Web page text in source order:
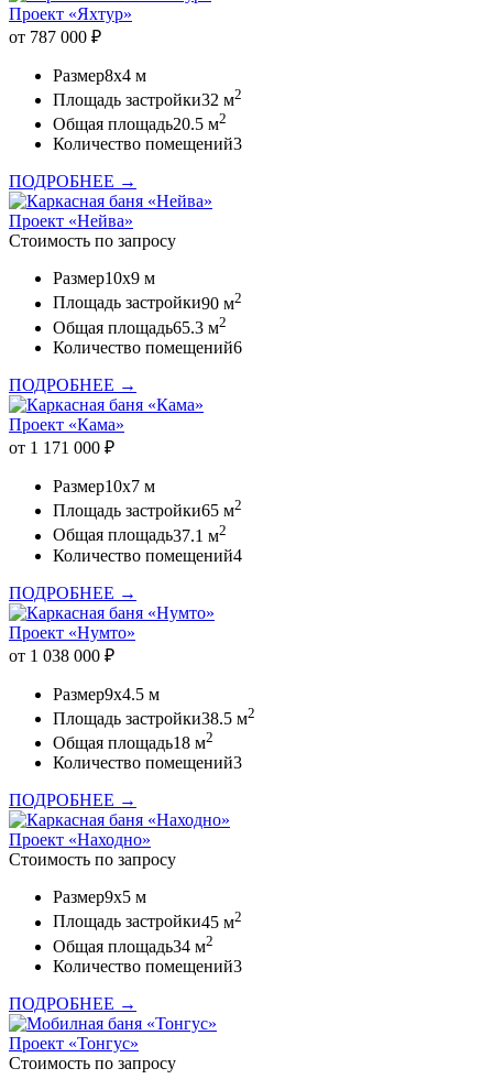
Проект «Яхтур»
от 787 000 ₽
Размер8x4 м
Площадь застройки32 м2
Общая площадь20.5 м2
Количество помещений3
ПОДРОБНЕЕ →
Проект «Нейва»
Стоимость по запросу
Размер10x9 м
Площадь застройки90 м2
Общая площадь65.3 м2
Количество помещений6
ПОДРОБНЕЕ →
Проект «Кама»
от 1 171 000 ₽
Размер10x7 м
Площадь застройки65 м2
Общая площадь37.1 м2
Количество помещений4
ПОДРОБНЕЕ →
Проект «Нумто»
от 1 038 000 ₽
Размер9x4.5 м
Площадь застройки38.5 м2
Общая площадь18 м2
Количество помещений3
ПОДРОБНЕЕ →
Проект «Находно»
Стоимость по запросу
Размер9x5 м
Площадь застройки45 м2
Общая площадь34 м2
Количество помещений3
ПОДРОБНЕЕ →
Проект «Тонгус»
Стоимость по запросу